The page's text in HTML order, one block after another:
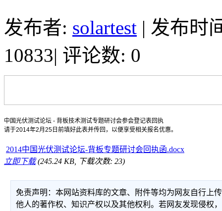
发布者: solartest | 发布时
10833| 评论数: 0
中国光伏测试论坛 - 背板技术测试专题研讨会参会登记表回执
请于2014年2月25日前填好此表并传回，以便享受相关报名优惠。
2014中国光伏测试论坛-背板专题研讨会回执函.docx
立即下载(245.24 KB, 下载次数: 23)
免责声明：本网站资料库的文章、附件等均为网友自行上
他人的著作权、知识产权以及其他权利。若网友发现侵权